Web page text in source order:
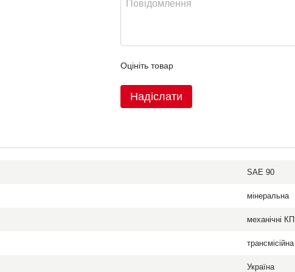
Оцініть товар
Надіслати
SAE 90
мінеральна
механічні
Україна